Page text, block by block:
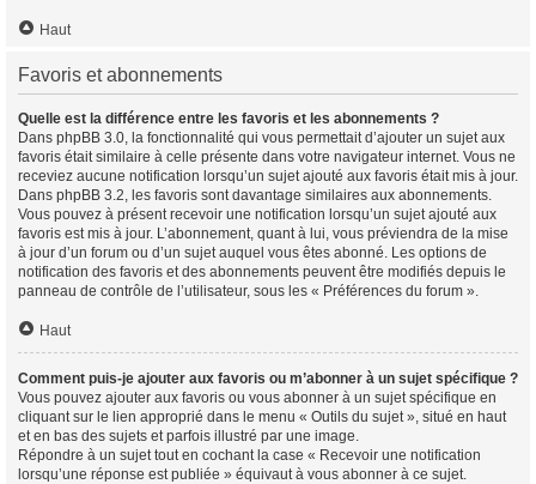
Haut
Favoris et abonnements
Quelle est la différence entre les favoris et les abonnements ?
Dans phpBB 3.0, la fonctionnalité qui vous permettait d’ajouter un sujet aux
favoris était similaire à celle présente dans votre navigateur internet. Vous ne
receviez aucune notification lorsqu’un sujet ajouté aux favoris était mis à jour.
Dans phpBB 3.2, les favoris sont davantage similaires aux abonnements.
Vous pouvez à présent recevoir une notification lorsqu’un sujet ajouté aux
favoris est mis à jour. L’abonnement, quant à lui, vous préviendra de la mise
à jour d’un forum ou d’un sujet auquel vous êtes abonné. Les options de
notification des favoris et des abonnements peuvent être modifiés depuis le
panneau de contrôle de l’utilisateur, sous les « Préférences du forum ».
Haut
Comment puis-je ajouter aux favoris ou m’abonner à un sujet spécifique ?
Vous pouvez ajouter aux favoris ou vous abonner à un sujet spécifique en
cliquant sur le lien approprié dans le menu « Outils du sujet », situé en haut
et en bas des sujets et parfois illustré par une image.
Répondre à un sujet tout en cochant la case « Recevoir une notification
lorsqu’une réponse est publiée » équivaut à vous abonner à ce sujet.